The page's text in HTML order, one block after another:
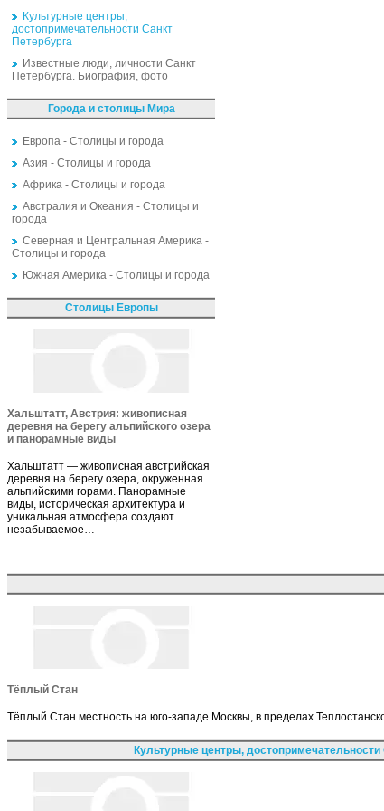
Культурные центры,
достопримечательности Санкт
Петербурга
Известные люди, личности Санкт
Петербурга. Биография, фото
Города и столицы Мира
Европа - Столицы и города
Азия - Столицы и города
Африка - Столицы и города
Австралия и Океания - Столицы и
города
Северная и Центральная Америка -
Столицы и города
Южная Америка - Столицы и города
Столицы Европы
Хальштатт, Австрия: живописная
деревня на берегу альпийского озера
и панорамные виды
Хальштатт — живописная австрийская
деревня на берегу озера, окруженная
альпийскими горами. Панорамные
виды, историческая архитектура и
уникальная атмосфера создают
незабываемое…
Тёплый Стан
Тёплый Стан местность на юго-западе Москвы, в пределах
Культурные центры, достопримечательности